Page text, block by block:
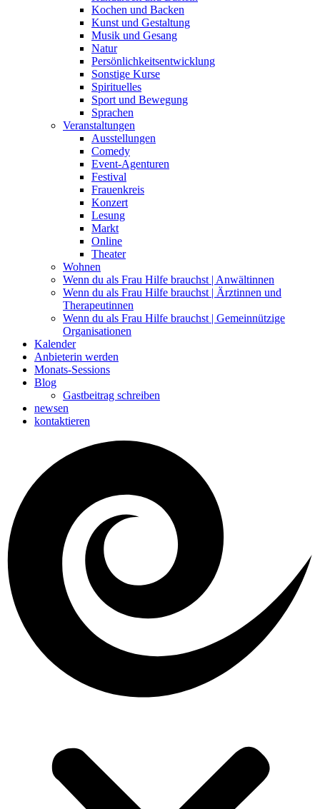
Kochen und Backen
Kunst und Gestaltung
Musik und Gesang
Natur
Persönlichkeitsentwicklung
Sonstige Kurse
Spirituelles
Sport und Bewegung
Sprachen
Veranstaltungen
Ausstellungen
Comedy
Event-Agenturen
Festival
Frauenkreis
Konzert
Lesung
Markt
Online
Theater
Wohnen
Wenn du als Frau Hilfe brauchst | Anwältinnen
Wenn du als Frau Hilfe brauchst | Ärztinnen und
Therapeutinnen
Wenn du als Frau Hilfe brauchst | Gemeinnützige
Organisationen
Kalender
Anbieterin werden
Monats-Sessions
Blog
Gastbeitrag schreiben
newsen
kontaktieren